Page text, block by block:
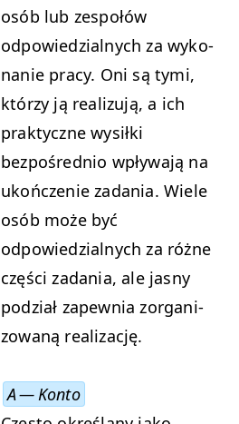
osób lub zespołów
odpowiedzial­nych za wyko­
nanie pra­cy. Oni są tymi,
którzy ją real­izu­ją, a ich
prak­ty­czne wysił­ki
bezpośred­nio wpły­wa­ją na
ukończe­nie zada­nia. Wiele
osób może być
odpowiedzial­nych za różne
częś­ci zada­nia, ale jas­ny
podzi­ał zapew­nia zor­ga­ni­
zowaną realizację.
A — Konto